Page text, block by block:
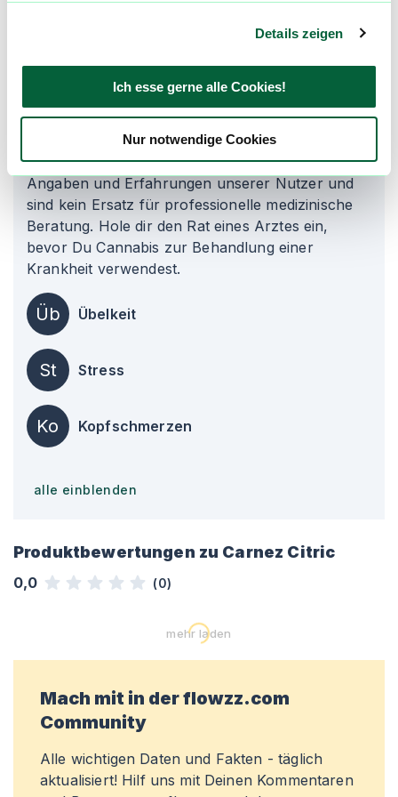
Details zeigen
Ich esse gerne alle Cookies!
Nur notwendige Cookies
Die Informationen auf dieser Seite beruhen auf
Angaben und Erfahrungen unserer Nutzer und
sind kein Ersatz für professionelle medizinische
Beratung. Hole dir den Rat eines Arztes ein,
bevor Du Cannabis zur Behandlung einer
Krankheit verwendest.
Üb Übelkeit
St Stress
Ko Kopfschmerzen
alle einblenden
Produktbewertungen zu Carnez Citric
0,0 (0)
mehr laden
Mach mit in der flowzz.com
Community
Alle wichtigen Daten und Fakten - täglich
aktualisiert! Hilf uns mit Deinen Kommentaren